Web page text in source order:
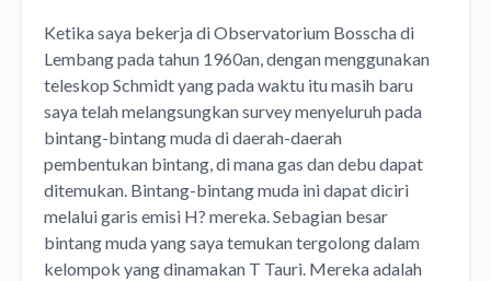
Ketika saya bekerja di Observatorium Bosscha di
Lembang pada tahun 1960an, dengan menggunakan
teleskop Schmidt yang pada waktu itu masih baru
saya telah melangsungkan survey menyeluruh pada
bintang-bintang muda di daerah-daerah
pembentukan bintang, di mana gas dan debu dapat
ditemukan. Bintang-bintang muda ini dapat diciri
melalui garis emisi H? mereka. Sebagian besar
bintang muda yang saya temukan tergolong dalam
kelompok yang dinamakan T Tauri. Mereka adalah